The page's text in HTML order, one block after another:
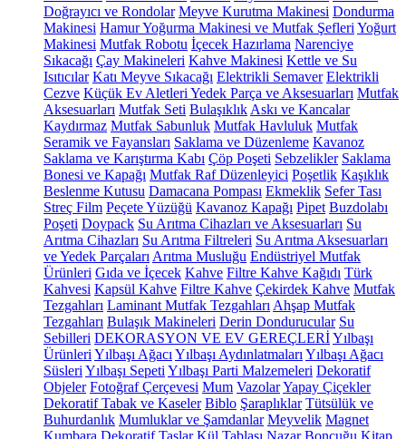
Doğrayıcı ve Rondolar Meyve Kurutma Makinesi Dondurma
Makinesi Hamur Yoğurma Makinesi ve Mutfak Şefleri Yoğurt
Makinesi Mutfak Robotu İçecek Hazırlama Narenciye
Sıkacağı Çay Makineleri Kahve Makinesi Kettle ve Su
Isıtıcılar Katı Meyve Sıkacağı Elektrikli Semaver Elektrikli
Cezve Küçük Ev Aletleri Yedek Parça ve Aksesuarları Mutfak
Aksesuarları Mutfak Seti Bulaşıklık Askı ve Kancalar
Kaydırmaz Mutfak Sabunluk Mutfak Havluluk Mutfak
Seramik ve Fayansları Saklama ve Düzenleme Kavanoz
Saklama ve Karıştırma Kabı Çöp Poşeti Sebzelikler Saklama
Bonesi ve Kapağı Mutfak Raf Düzenleyici Poşetlik Kaşıklık
Beslenme Kutusu Damacana Pompası Ekmeklik Sefer Tası
Streç Film Peçete Yüzüğü Kavanoz Kapağı Pipet Buzdolabı
Poşeti Doypack Su Arıtma Cihazları ve Aksesuarları Su
Arıtma Cihazları Su Arıtma Filtreleri Su Arıtma Aksesuarları
ve Yedek Parçaları Arıtma Musluğu Endüstriyel Mutfak
Ürünleri Gıda ve İçecek Kahve Filtre Kahve Kağıdı Türk
Kahvesi Kapsül Kahve Filtre Kahve Çekirdek Kahve Mutfak
Tezgahları Laminant Mutfak Tezgahları Ahşap Mutfak
Tezgahları Bulaşık Makineleri Derin Dondurucular Su
Sebilleri DEKORASYON VE EV GEREÇLERİYılbaşı
Ürünleri Yılbaşı Ağacı Yılbaşı Aydınlatmaları Yılbaşı Ağacı
Süsleri Yılbaşı Sepeti Yılbaşı Parti Malzemeleri Dekoratif
Objeler Fotoğraf Çerçevesi Mum VazolarYapay Çiçekler
Dekoratif Tabak ve Kaseler Biblo Şaraplıklar Tütsülük ve
Buhurdanlık Mumluklar ve Şamdanlar Meyvelik Magnet
Kumbara Dekoratif Taşlar Kül Tablası Nazar Boncuğu Kitap